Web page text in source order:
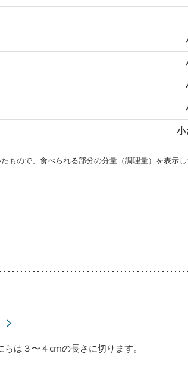
小
もので、食べられる部分の分量（調理量）を表示し
は３〜４cmの長さに切ります。